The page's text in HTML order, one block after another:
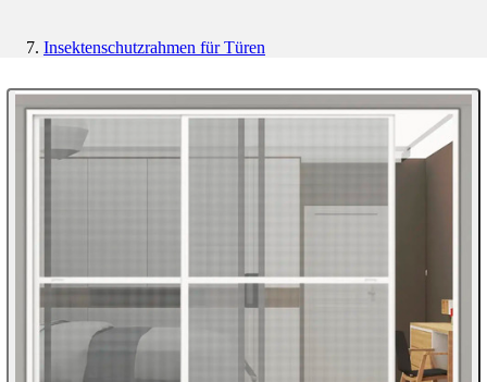
Insektenschutzrahmen für Türen